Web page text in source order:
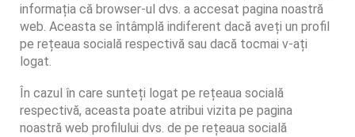
informația că browser-ul dvs. a accesat pagina noastră
web. Aceasta se întâmplă indiferent dacă aveți un profil
pe rețeaua socială respectivă sau dacă tocmai v-ați
logat.
În cazul în care sunteți logat pe rețeaua socială
respectivă, aceasta poate atribui vizita pe pagina
noastră web profilului dvs. de pe rețeaua socială